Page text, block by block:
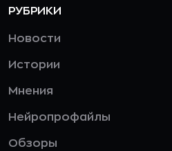
РУБРИКИ
Новости
Истории
Мнения
Нейропрофайлы
Обзоры